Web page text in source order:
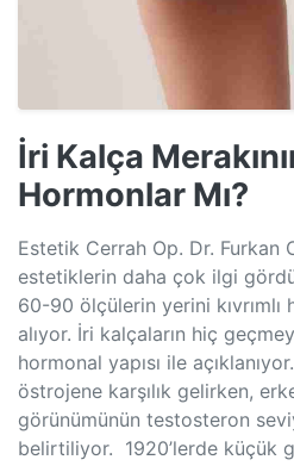
İri Kalça
Hormonlar Mı?
Estetik Cerrah Op. Dr. Furkan
estetiklerin daha çok ilgi
60-90 ölçülerin yerini
alıyor. İri kalçaların hiç
hormonal yapısı ile
östrojene karşılık gelirken,
görünümünün testosteron
belirtiliyor. 1920’lerde küçük